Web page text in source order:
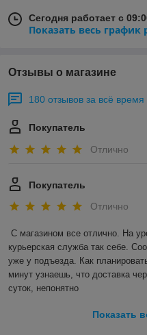
Сегодня работает с
Показать весь график
Отзывы о магазине
180 отзывов за всё время
Покупатель
Отлично
Покупатель
Отлично
С магазином все отлично. На
курьерская служба так себе.
уже у подъезда. Как
минут узнаешь, что доставка
суток, непонятно
Показать